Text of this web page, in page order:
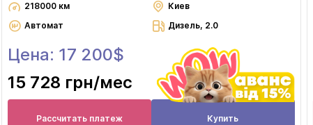
218000 км
Киев
Автомат
Дизель, 2.0
Цена: 17 200$
15 728 грн/мес
Рассчитать платеж Купить